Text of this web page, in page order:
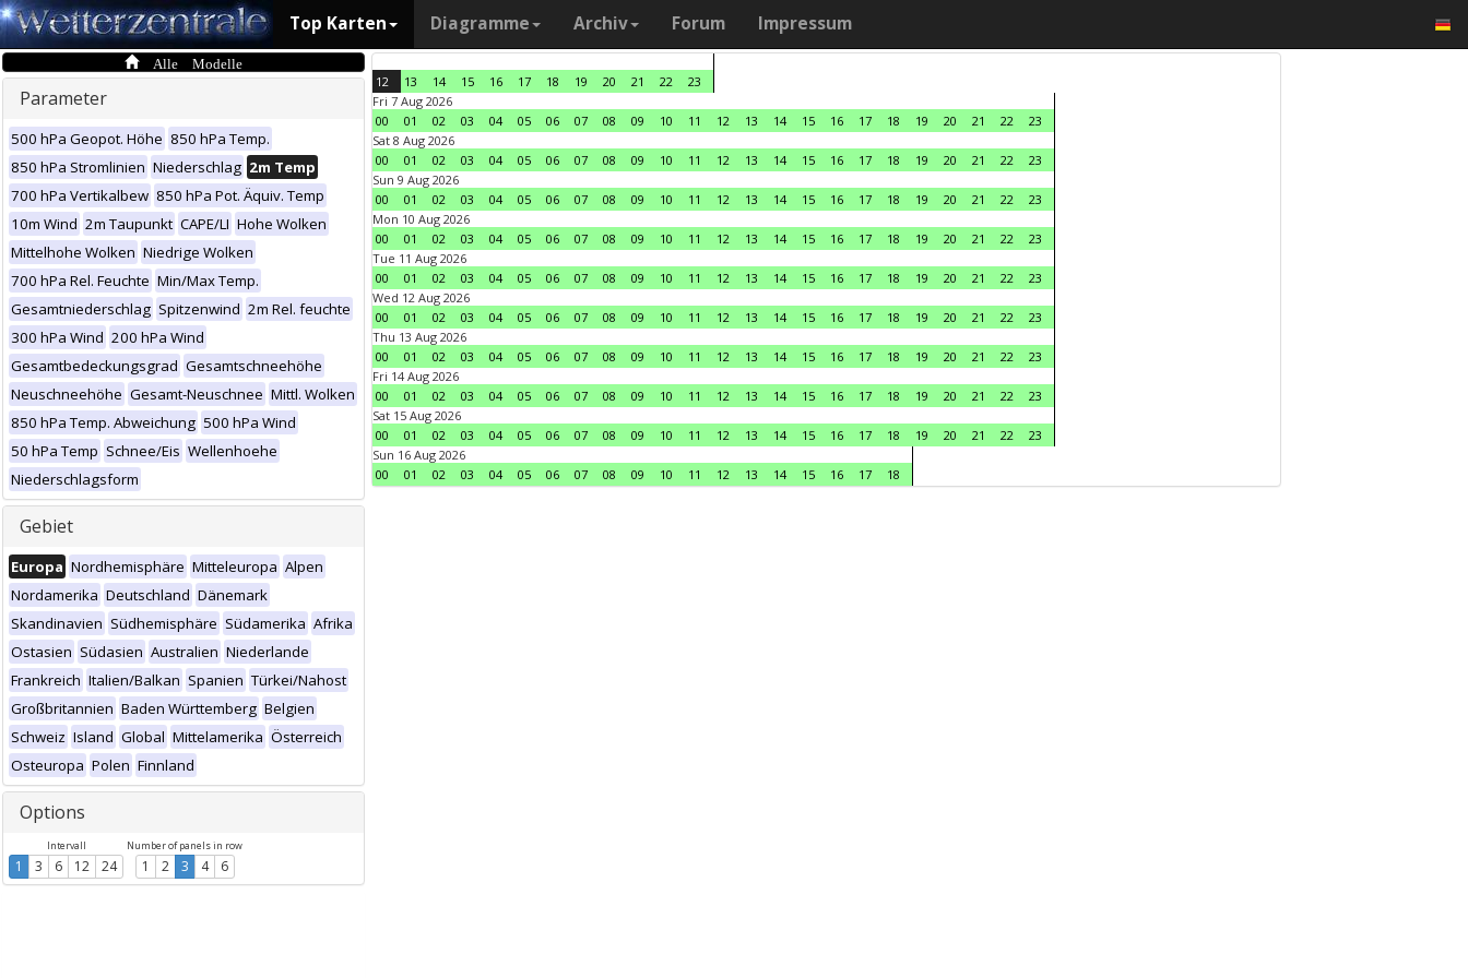
Top Karten Diagramme Archiv Forum Impressum
Alle Modelle
Parameter
500 hPa Geopot. Höhe 850 hPa Temp.
850 hPa Stromlinien Niederschlag 2m Temp
700 hPa Vertikalbew 850 hPa Pot. Äquiv. Temp
10m Wind 2m Taupunkt CAPE/LI Hohe Wolken
Mittelhohe Wolken Niedrige Wolken
700 hPa Rel. Feuchte Min/Max Temp.
Gesamtniederschlag Spitzenwind 2m Rel. feuchte
300 hPa Wind 200 hPa Wind
Gesamtbedeckungsgrad Gesamtschneehöhe
Neuschneehöhe Gesamt-Neuschnee Mittl. Wolken
850 hPa Temp. Abweichung 500 hPa Wind
50 hPa Temp Schnee/Eis Wellenhoehe
Niederschlagsform
Gebiet
Europa Nordhemisphäre Mitteleuropa Alpen
Nordamerika Deutschland Dänemark
Skandinavien Südhemisphäre Südamerika Afrika
Ostasien Südasien Australien Niederlande
Frankreich Italien/Balkan Spanien Türkei/Nahost
Großbritannien Baden Württemberg Belgien
Schweiz Island Global Mittelamerika Österreich
Osteuropa Polen Finnland
Options
Intervall
1 3 6 12 24
Number of panels in row
1 2 3 4 6
12 13 14 15 16 17 18 19 20 21 22
23
Fri 7 Aug 2026
00
01 02 03 04 05 06 07 08 09 10 11 12 13 14 15 16 17 18 19 20 21 22
23
Sat 8 Aug 2026
00
01 02 03 04 05 06 07 08 09 10 11 12 13 14 15 16 17 18 19 20 21 22
23
Sun 9 Aug 2026
00
01 02 03 04 05 06 07 08 09 10 11 12 13 14 15 16 17 18 19 20 21 22
23
Mon 10 Aug 2026
00
01 02 03 04 05 06 07 08 09 10 11 12 13 14 15 16 17 18 19 20 21 22
23
Tue 11 Aug 2026
00
01 02 03 04 05 06 07 08 09 10 11 12 13 14 15 16 17 18 19 20 21 22
23
Wed 12 Aug 2026
00
01 02 03 04 05 06 07 08 09 10 11 12 13 14 15 16 17 18 19 20 21 22
23
Thu 13 Aug 2026
00
01 02 03 04 05 06 07 08 09 10 11 12 13 14 15 16 17 18 19 20 21 22
23
Fri 14 Aug 2026
00
01 02 03 04 05 06 07 08 09 10 11 12 13 14 15 16 17 18 19 20 21 22
23
Sat 15 Aug 2026
00
01 02 03 04 05 06 07 08 09 10 11 12 13 14 15 16 17 18 19 20 21 22
23
Sun 16 Aug 2026
00
01 02 03 04 05 06 07 08 09 10 11 12 13 14 15 16 17 18